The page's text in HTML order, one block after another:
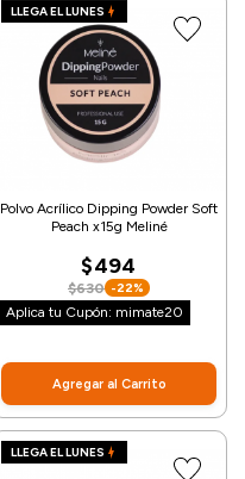
LLEGA EL LUNES
Polvo Acrílico Dipping Powder Soft
Peach x15g Meliné
$494
$630 -22%
Aplica tu Cupón: mimate20
Agregar al Carrito
LLEGA EL LUNES